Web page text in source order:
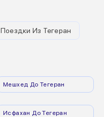
Поездки Из Тегеран
Мешхед До Тегеран
Исфахан До Тегеран